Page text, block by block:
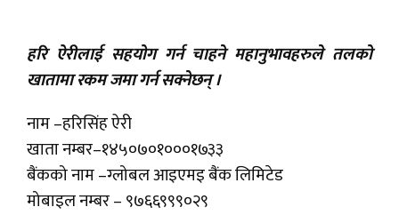
हरि ऐरीलाई सहयोग गर्न चाहने महानुभावहरुले तलको
खातामा रकम जमा गर्न सक्नेछन् ।
नाम –हरिसिंह ऐरी
खाता नम्बर–१४५०७०१०००१७३३
बैंकको नाम –ग्लोबल आइएमइ बैंक लिमिटेड
मोबाइल नम्बर – ९७६६९९९०२९